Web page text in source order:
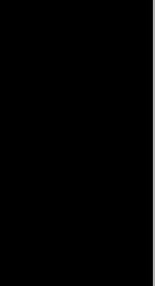
que
la
tu conocimiento